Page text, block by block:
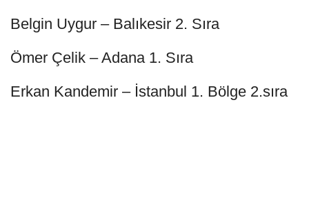
Belgin Uygur – Balıkesir 2. Sıra
Ömer Çelik – Adana 1. Sıra
Erkan Kandemir – İstanbul 1. Bölge 2.sıra